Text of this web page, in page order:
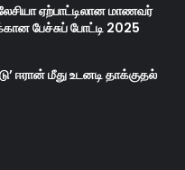
ஏற்பாட்டிலான மாணவர்
பேச்சுப் போட்டி 2025
மீது உடனடி தாக்குதல்